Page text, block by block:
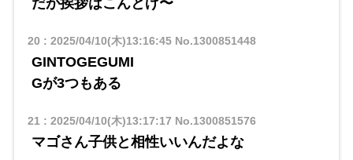
だが挨拶はこんとげ〜
20 : 2025/04/10(木)13:16:45No.1300851448
GINTOGEGUMI
Gが3つもある
21 : 2025/04/10(木)13:17:17 No.1300851576
マゴさん子供と相性いいんだよな